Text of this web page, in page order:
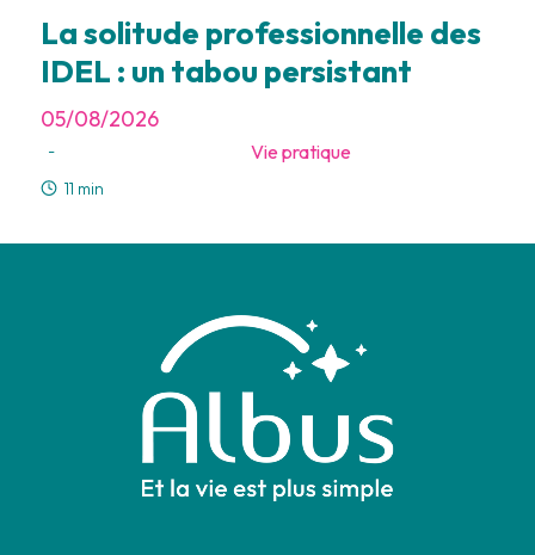
La solitude professionnelle des
IDEL : un tabou persistant
05/08/2026
- Vie pratique
11 min